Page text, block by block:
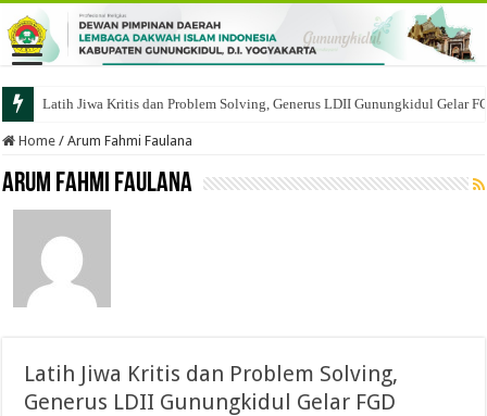
Latih Jiwa Kritis dan Problem Solving, Generus LDII Gunungkidul Gelar
Home / Arum Fahmi Faulana
Arum Fahmi Faulana
Latih Jiwa Kritis dan Problem Solving,
Generus LDII Gunungkidul Gelar FGD